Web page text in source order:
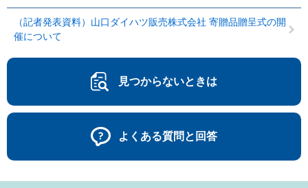
（記者発表資料）山口ダイハツ販売株式会社 寄贈品贈呈式の開
催について
見つからないときは
よくある質問と回答